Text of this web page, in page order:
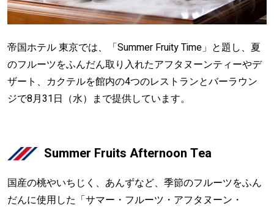
帝国ホテル 東京では、「Summer Fruity Time」と題し、夏
のフルーツをふんだん取り入れたアフタヌーンティーやデ
ザート、カクテルを館内の4つのレストランとバーラウン
ジで8月31日（水）まで提供しています。
Summer Fruits Afternoon Tea
国産の桃やいちじく、あんずなど、季節のフルーツをふん
だんに使用した「サマー・フルーツ・アフタヌーン・